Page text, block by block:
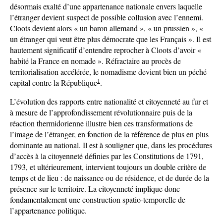
désormais exalté d’une appartenance nationale envers laquelle
l’étranger devient suspect de possible collusion avec l’ennemi.
Cloots devient alors « un baron allemand », « un prussien », «
un étranger qui veut être plus démocrate que les Français ». Il est
hautement significatif d’entendre reprocher à Cloots d’avoir «
habité la France en nomade ». Réfractaire au procès de
territorialisation accélérée, le nomadisme devient bien un péché
capital contre la République1.
L’évolution des rapports entre nationalité et citoyenneté au fur et
à mesure de l’approfondissement révolutionnaire puis de la
réaction thermidorienne illustre bien ces transformations de
l’image de l’étranger, en fonction de la référence de plus en plus
dominante au national. Il est à souligner que, dans les procédures
d’accès à la citoyenneté définies par les Constitutions de 1791,
1793, et ultérieurement, intervient toujours un double critère de
temps et de lieu : de naissance ou de résidence, et de durée de la
présence sur le territoire. La citoyenneté implique donc
fondamentalement une construction spatio-temporelle de
l’appartenance politique.